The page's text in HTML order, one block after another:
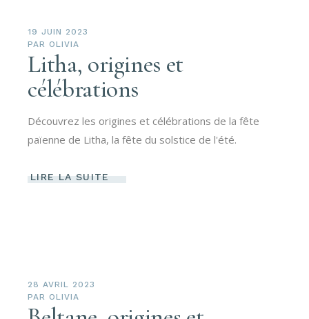
19 JUIN 2023
PAR OLIVIA
Litha, origines et
célébrations
Découvrez les origines et célébrations de la fête
païenne de Litha, la fête du solstice de l'été.
LIRE LA SUITE
28 AVRIL 2023
PAR OLIVIA